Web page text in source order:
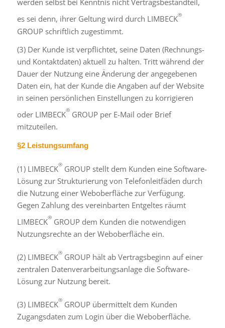
werden selbst bei Kenntnis nicht Vertragsbestandteil,
es sei denn, ihrer Geltung wird durch LIMBECK®
GROUP schriftlich zugestimmt.
(3) Der Kunde ist verpflichtet, seine Daten (Rechnungs-
und Kontaktdaten) aktuell zu halten. Tritt während der
Dauer der Nutzung eine Änderung der angegebenen
Daten ein, hat der Kunde die Angaben auf der Website
in seinen persönlichen Einstellungen zu korrigieren
oder LIMBECK®GROUP per E-Mail oder Brief
mitzuteilen.
§2 Leistungsumfang
(1) LIMBECK®GROUP stellt dem Kunden eine Software-
Lösung zur Strukturierung von Telefonleitfäden durch
die Nutzung einer Weboberfläche zur Verfügung.
Gegen Zahlung des vereinbarten Entgeltes räumt
LIMBECK®GROUP dem Kunden die notwendigen
Nutzungsrechte an der Weboberfläche ein.
(2) LIMBECK®GROUP hält ab Vertragsbeginn auf einer
zentralen Datenverarbeitungsanlage die Software-
Lösung zur Nutzung bereit.
(3) LIMBECK®GROUP übermittelt dem Kunden
Zugangsdaten zum Login über die Weboberfläche.